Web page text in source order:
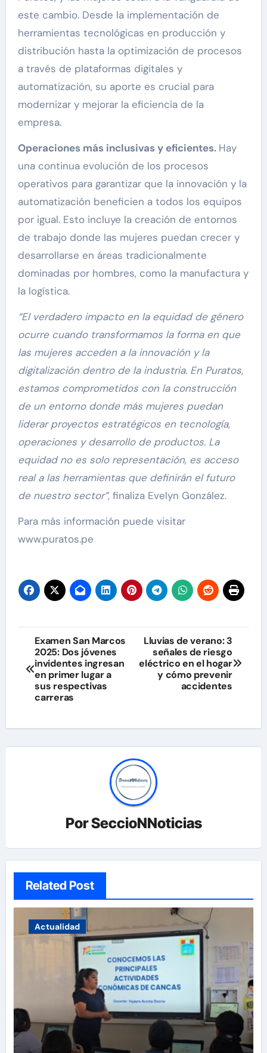
este cambio. Desde la implementación de
herramientas tecnológicas en producción y
distribución hasta la optimización de procesos
a través de plataformas digitales y
automatización, su aporte es crucial para
modernizar y mejorar la eficiencia de la
empresa.
Operaciones más inclusivas y eficientes. Hay
una continua evolución de los procesos
operativos para garantizar que la innovación y la
automatización beneficien a todos los equipos
por igual. Esto incluye la creación de entornos
de trabajo donde las mujeres puedan crecer y
desarrollarse en áreas tradicionalmente
dominadas por hombres, como la manufactura y
la logística.
“El verdadero impacto en la equidad de género
ocurre cuando transformamos la forma en que
las mujeres acceden a la innovación y la
digitalización dentro de la industria. En Puratos,
estamos comprometidos con la construcción
de un entorno donde más mujeres puedan
liderar proyectos estratégicos en tecnología,
operaciones y desarrollo de productos. La
equidad no es solo representación, es acceso
real a las herramientas que definirán el futuro
de nuestro sector”, finaliza Evelyn González.
Para más información puede visitar
www.puratos.pe
Navegación
de
entradas
Examen San Marcos
2025: Dos jóvenes
invidentes ingresan
en primer lugar a
sus respectivas
carreras
Lluvias de verano: 3
señales de riesgo
eléctrico en el hogar
y cómo prevenir
accidentes
PorSeccioNNoticias
Related Post
Actualidad